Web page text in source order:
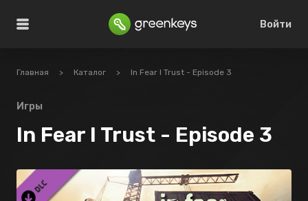
Войти
Главная > Каталог > In Fear I Trust - Episode 3
Игры
In Fear I Trust - Episode 3